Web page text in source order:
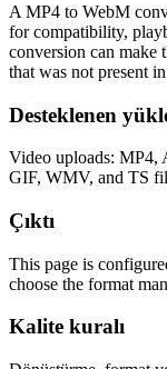
A MP4 to WebM
for compatibility,
conversion can make
that was not present
Desteklenen
Video uploads:
GIF, WMV, and TS
Çıktı
This page is
choose the format
Kalite kuralı